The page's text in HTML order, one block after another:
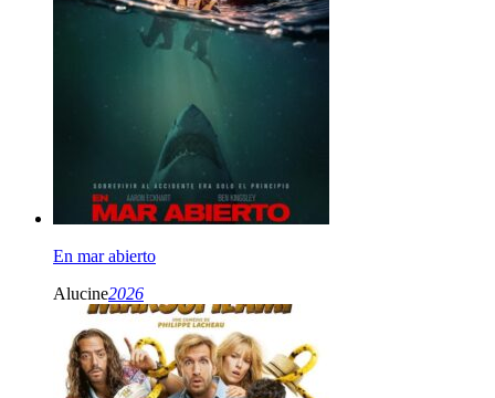
En mar abierto
Alucine2026